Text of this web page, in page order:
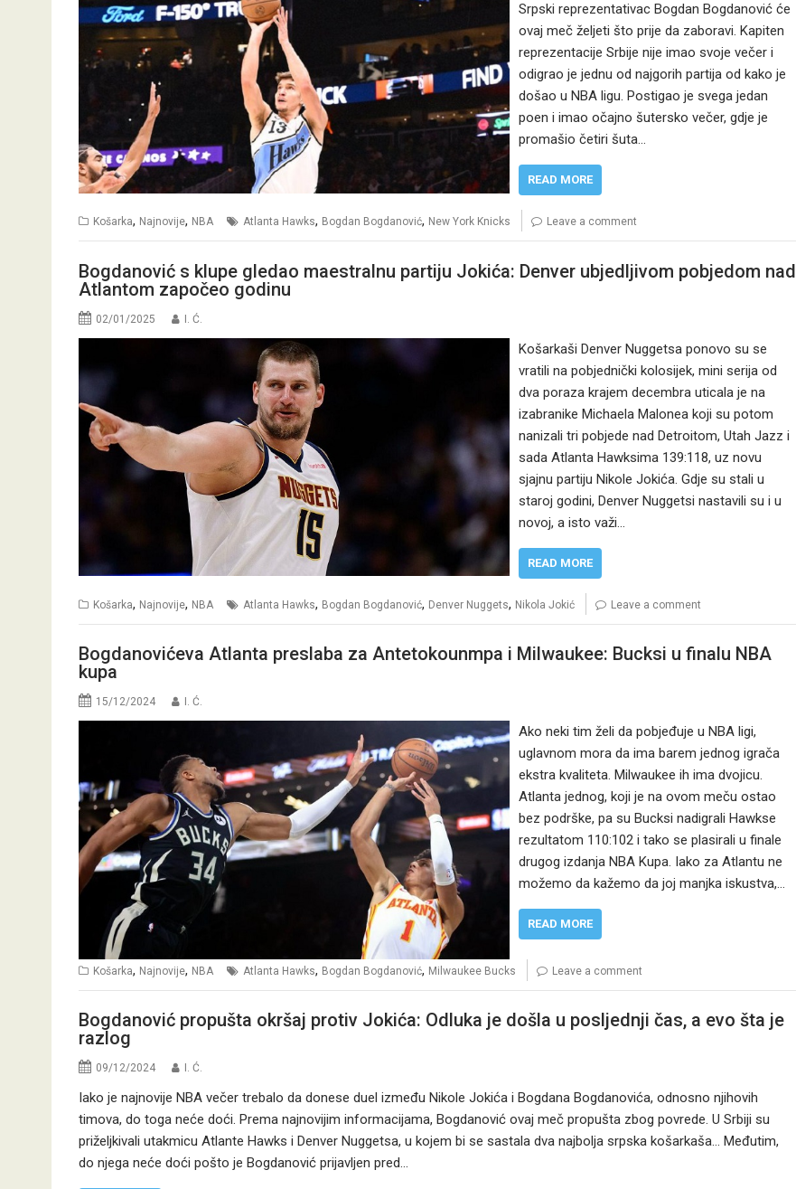
Srpski reprezentativac Bogdan Bogdanović će
ovaj meč željeti što prije da zaboravi. Kapiten
reprezentacije Srbije nije imao svoje večer i
odigrao je jednu od najgorih partija od kako je
došao u NBA ligu. Postigao je svega jedan
poen i imao očajno šutersko večer, gdje je
promašio četiri šuta…
READ MORE
Košarka, Najnovije, NBA Atlanta Hawks, Bogdan Bogdanović, New York Knicks Leave a comment
Bogdanović s klupe gledao maestralnu partiju Jokića: Denver ubjedljivom pobjedom nad
Atlantom započeo godinu
02/01/2025 I. Ć.
Košarkaši Denver Nuggetsa ponovo su se
vratili na pobjednički kolosijek, mini serija od
dva poraza krajem decembra uticala je na
izabranike Michaela Malonea koji su potom
nanizali tri pobjede nad Detroitom, Utah Jazz i
sada Atlanta Hawksima 139:118, uz novu
sjajnu partiju Nikole Jokića. Gdje su stali u
staroj godini, Denver Nuggetsi nastavili su i u
novoj, a isto važi…
READ MORE
Košarka, Najnovije, NBA Atlanta Hawks, Bogdan Bogdanović, Denver Nuggets, Nikola Jokić Leave a comment
Bogdanovićeva Atlanta preslaba za Antetokounmpa i Milwaukee: Bucksi u finalu NBA
kupa
15/12/2024 I. Ć.
Ako neki tim želi da pobjeđuje u NBA ligi,
uglavnom mora da ima barem jednog igrača
ekstra kvaliteta. Milwaukee ih ima dvojicu.
Atlanta jednog, koji je na ovom meču ostao
bez podrške, pa su Bucksi nadigrali Hawkse
rezultatom 110:102 i tako se plasirali u finale
drugog izdanja NBA Kupa. Iako za Atlantu ne
možemo da kažemo da joj manjka iskustva,…
READ MORE
Košarka, Najnovije, NBA Atlanta Hawks, Bogdan Bogdanović, Milwaukee Bucks Leave a comment
Bogdanović propušta okršaj protiv Jokića: Odluka je došla u posljednji čas, a evo šta je
razlog
09/12/2024 I. Ć.
Iako je najnovije NBA večer trebalo da donese duel između Nikole Jokića i Bogdana Bogdanovića, odnosno njihovih
timova, do toga neće doći. Prema najnovijim informacijama, Bogdanović ovaj meč propušta zbog povrede. U Srbiji su
priželjkivali utakmicu Atlante Hawks i Denver Nuggetsa, u kojem bi se sastala dva najbolja srpska košarkaša… Međutim,
do njega neće doći pošto je Bogdanović prijavljen pred…